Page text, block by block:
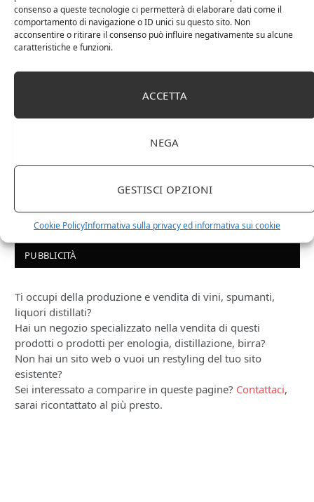
consenso a queste tecnologie ci permetterà di elaborare dati come il
comportamento di navigazione o ID unici su questo sito. Non
acconsentire o ritirare il consenso può influire negativamente su alcune
caratteristiche e funzioni.
ACCETTA
NEGA
GESTISCI OPZIONI
Cookie PolicyInformativa sulla privacy ed informativa sui cookie
Le Casematte – Faro (box 6 x 0,75l) Mr. Vino Rosso
PUBBLICITÀ
Ti occupi della produzione e vendita di vini, spumanti,
liquori distillati?
Hai un negozio specializzato nella vendita di questi
prodotti o prodotti per enologia, distillazione, birra?
Non hai un sito web o vuoi un restyling del tuo sito
esistente?
Sei interessato a comparire in queste pagine? Contattaci,
sarai ricontattato al più presto.